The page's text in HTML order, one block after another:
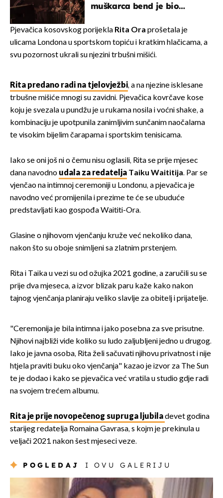
muškarca bend je bio
Pjevačica kosovskog porijekla Rita Ora prošetala je
ulicama Londona u sportskom topiću i kratkim hlačicama, a
svu pozornost ukrali su njezini trbušni mišići.
Rita predano radi na tjelovježbi, a na njezine isklesane
trbušne mišiće mnogi su zavidni. Pjevačica kovrčave kose
koju je svezala u pundžu je u rukama nosila i voćni shake, a
kombinaciju je upotpunila zanimljivim sunčanim naočalama
te visokim bijelim čarapama i sportskim tenisicama.
Iako se oni još ni o čemu nisu oglasili, Rita se prije mjesec
dana navodno udala za redatelja Taiku Waititija. Par se
vjenčao na intimnoj ceremoniji u Londonu, a pjevačica je
navodno već promijenila i prezime te će se ubuduće
predstavljati kao gospođa Waititi-Ora.
Glasine o njihovom vjenčanju kruže već nekoliko dana,
nakon što su oboje snimljeni sa zlatnim prstenjem.
Rita i Taika u vezi su od ožujka 2021. godine, a zaručili su se
prije dva mjeseca, a izvor blizak paru kaže kako nakon
tajnog vjenčanja planiraju veliko slavlje za obitelj i prijatelje.
"Ceremonija je bila intimna i jako posebna za sve prisutne.
Njihovi najbliži vide koliko su ludo zaljubljeni jedno u drugog.
Iako je javna osoba, Rita želi sačuvati njihovu privatnost i nije
htjela praviti buku oko vjenčanja" kazao je izvor za The Sun
te je dodao i kako se pjevačica već vratila u studio gdje radi
na svojem trećem albumu.
Rita je prije novopečenog supruga ljubiladevet godina
starijeg redatelja Romaina Gavrasa, s kojm je prekinula u
veljači 2021. nakon šest mjeseci veze.
POGLEDAJ I OVU GALERIJU